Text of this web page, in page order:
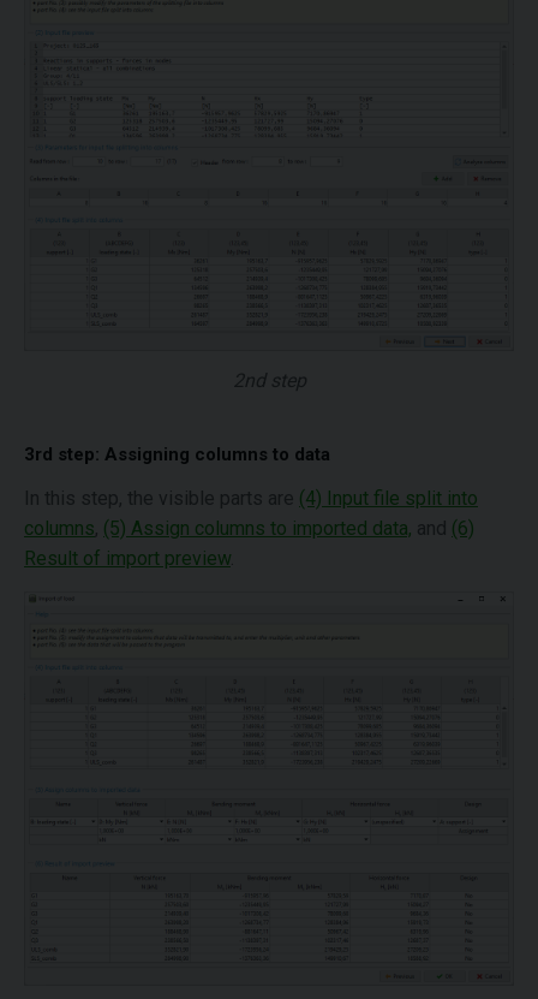
2nd step
3rd step: Assigning columns to data
In this step, the visible parts are (4) Input file split into
columns, (5) Assign columns to imported data, and (6)
Result of import preview